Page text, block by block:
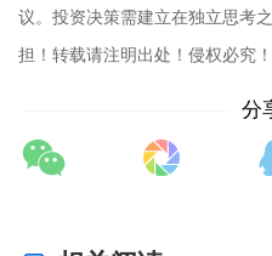
议。投资决策需建立在独立思考
担！转载请注明出处！侵权必究！
分